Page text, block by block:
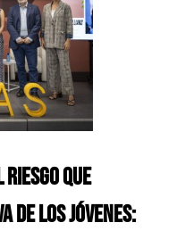
riesgo que
de los jóvenes: